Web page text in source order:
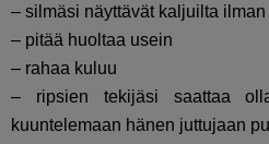
– silmäsi näyttävät kaljuilta ilman
– pitää huoltaa usein
– rahaa kuluu
– ripsien tekijäsi saattaa
kuuntelemaan hänen juttujaan